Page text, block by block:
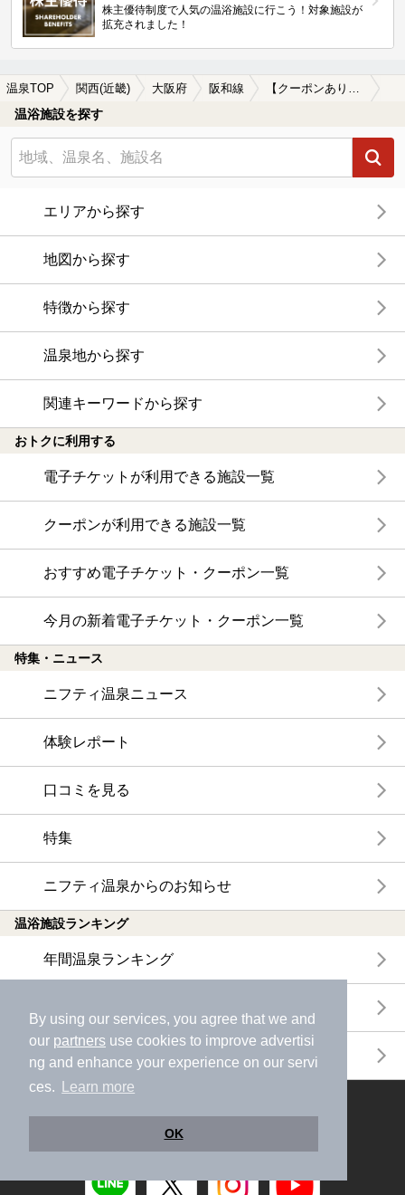
By using our services, you agree that we and
our partners use cookies to improve advertisi
ng and enhance your experience on our servi
ces.
Learn more
OK
株主優待制度で人気の温浴施設に行こう！対象施設が
拡充されました！
温泉TOP 関西(近畿) 大阪府 阪和線 【クーポンあり】宿泊できる阪和線周辺の温泉、日帰り温泉、スーパー銭湯を探す
温浴施設を探す
エリアから探す
地図から探す
特徴から探す
温泉地から探す
関連キーワードから探す
おトクに利用する
電子チケットが利用できる施設一覧
クーポンが利用できる施設一覧
おすすめ電子チケット・クーポン一覧
今月の新着電子チケット・クーポン一覧
特集・ニュース
ニフティ温泉ニュース
体験レポート
口コミを見る
特集
ニフティ温泉からのお知らせ
温浴施設ランキング
年間温泉ランキング
サウナランキング
おトク情報やクーポン情報を受け取ろう